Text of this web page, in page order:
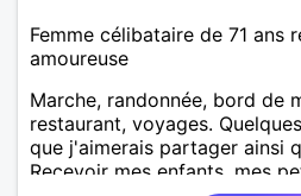
Femme célibataire de 71 ans
amoureuse
Marche, randonnée, bord de
restaurant, voyages.
que j'aimerais partager ainsi
Recevoir mes enfants, mes